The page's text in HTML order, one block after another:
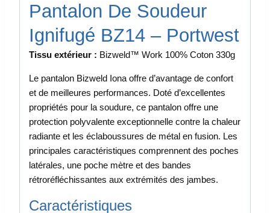
Pantalon De Soudeur
Ignifugé BZ14 – Portwest
Tissu extérieur : Bizweld™ Work 100% Coton 330g
Le pantalon Bizweld Iona offre d’avantage de confort
et de meilleures performances. Doté d’excellentes
propriétés pour la soudure, ce pantalon offre une
protection polyvalente exceptionnelle contre la chaleur
radiante et les éclaboussures de métal en fusion. Les
principales caractéristiques comprennent des poches
latérales, une poche mètre et des bandes
rétroréfléchissantes aux extrémités des jambes.
Caractéristiques